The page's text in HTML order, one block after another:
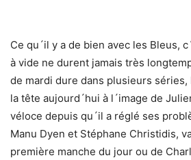
Ce qu´il y a de bien avec les Bleus,
à vide ne durent jamais très
de mardi dure dans plusieurs
la tête aujourd´hui à l´image de
véloce depuis qu´il a réglé ses
Manu Dyen et Stéphane Christidis,
première manche du jour ou de